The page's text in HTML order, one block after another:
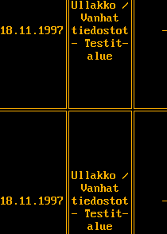
18.11.1997
Ullakko /
Vanhat
tiedostot
- Testit-
alue
18.11.1997
Ullakko /
Vanhat
tiedostot
- Testit-
alue